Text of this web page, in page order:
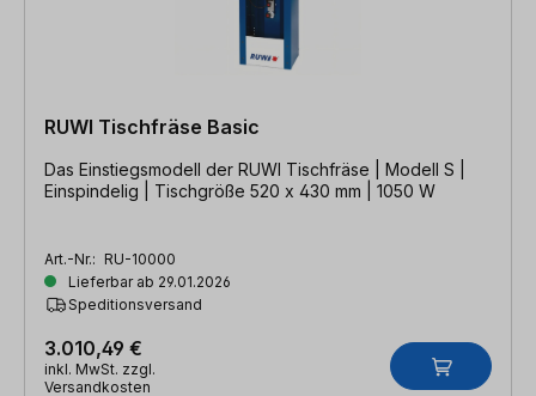
RUWI Tischfräse Basic
Das Einstiegsmodell der RUWI Tischfräse | Modell S |
Einspindelig | Tischgröße 520 x 430 mm | 1050 W
Art.-Nr.: RU-10000
Lieferbar ab 29.01.2026
Speditionsversand
3.010,49 €
inkl. MwSt. zzgl.
Versandkosten